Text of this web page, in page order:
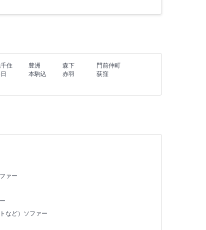
住 豊洲 森下
門前仲町
本駒込 赤羽
荻窪
ァー
など）ソファー